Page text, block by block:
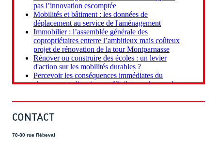
CONTACT
78-80 rue Rébeval